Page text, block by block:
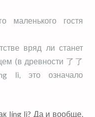
маленького гостя
вряд ли станет
(в древности 了了
lì, это означало
líng lì? Да и вообще,